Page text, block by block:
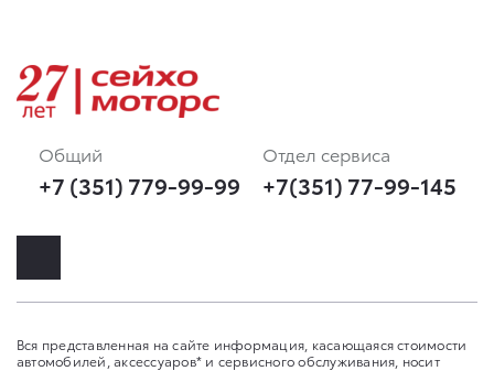
Общий
+7 (351) 779-99-99
Отдел сервиса
+7(351) 77-99-145
Вся представленная на сайте информация, касающаяся стоимости
автомобилей, аксессуаров* и сервисного обслуживания, носит